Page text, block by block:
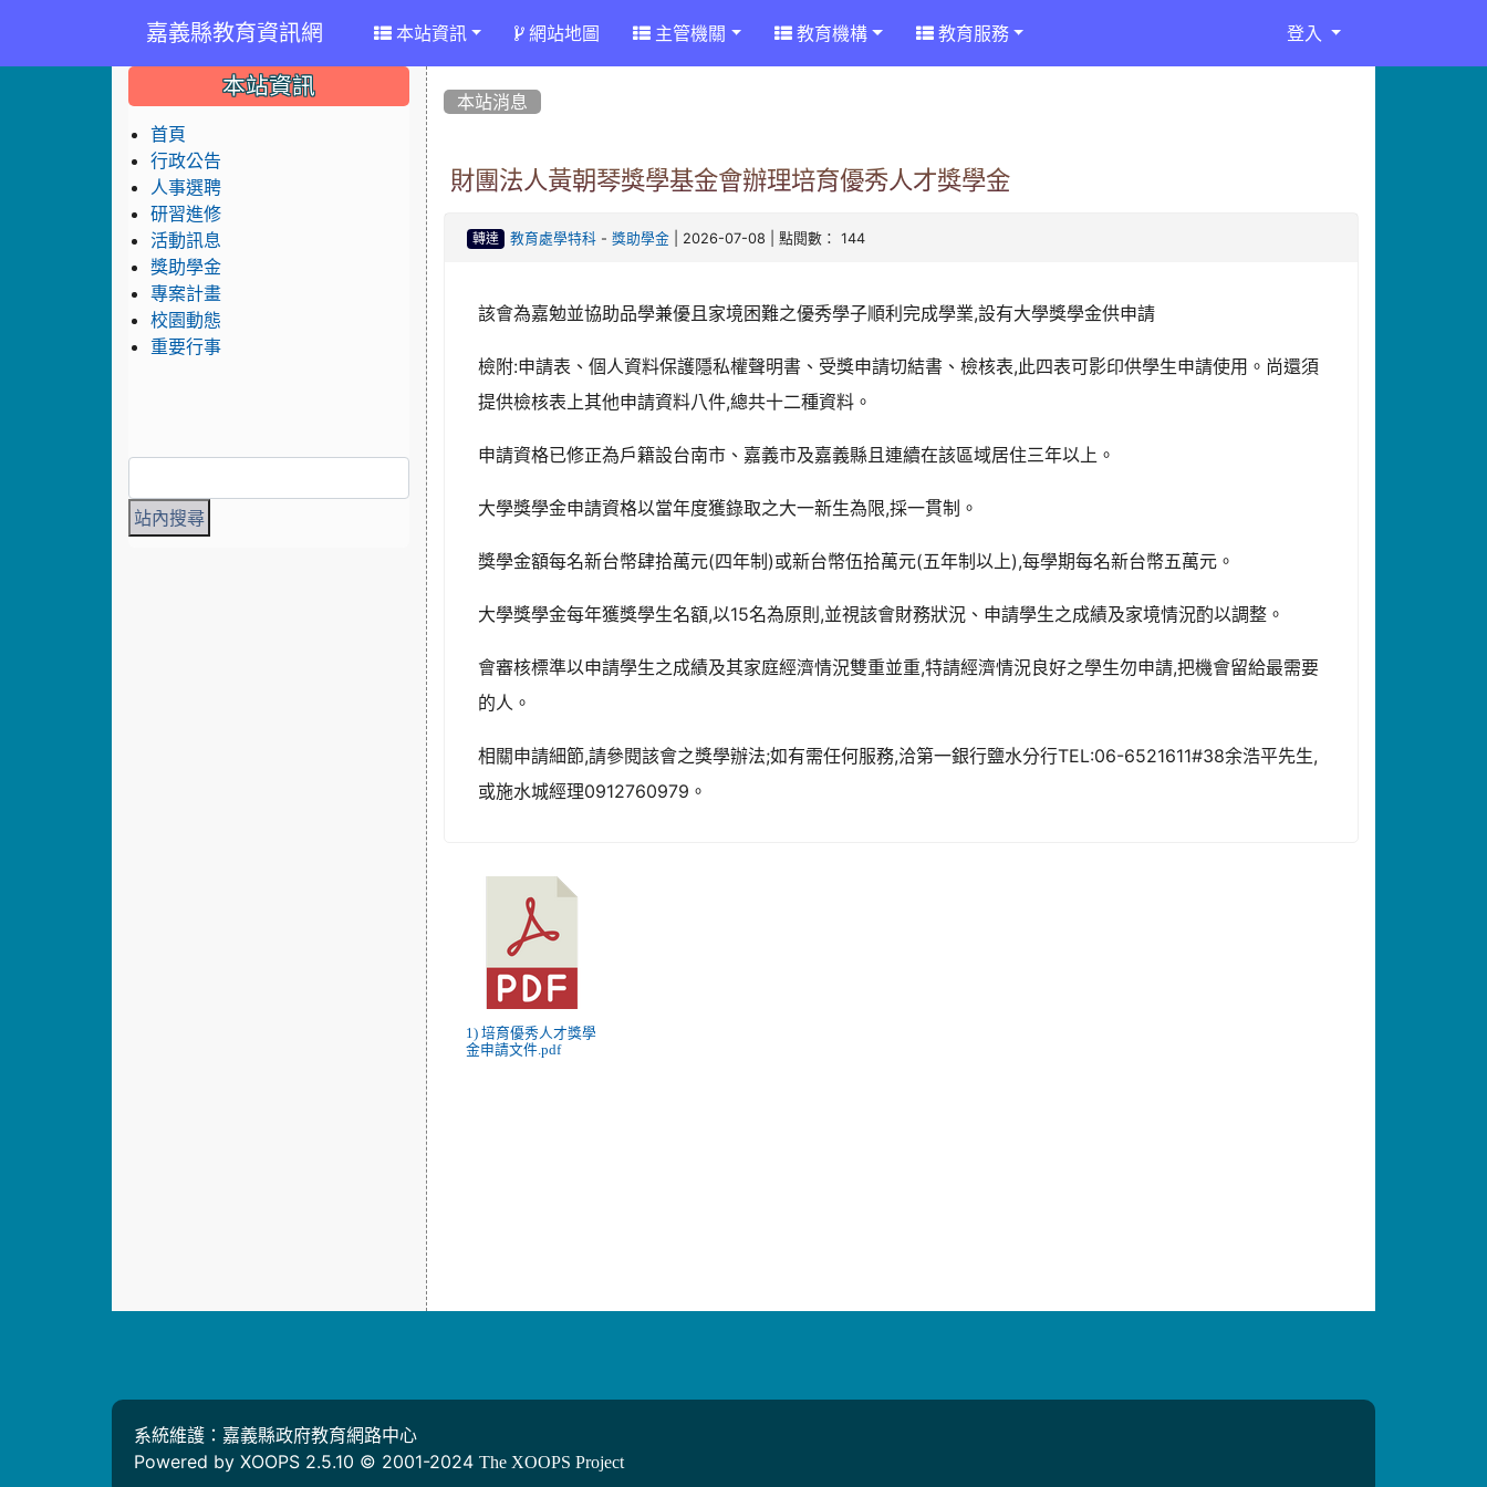
嘉義縣教育資訊網 本站資訊 網站地圖 主管機關 教育機構 教育服務 登入
本站消息
財團法人黃朝琴獎學基金會辦理培育優秀人才獎學金
轉達 教育處學特科 - 獎助學金 | 2026-07-08 | 點閱數： 144
該會為嘉勉並協助品學兼優且家境困難之優秀學子順利完成學業,設有大學獎學金供申請
檢附:申請表、個人資料保護隱私權聲明書、受獎申請切結書、檢核表,此四表可影印供學生申請使用。尚還須
提供檢核表上其他申請資料八件,總共十二種資料。
申請資格已修正為戶籍設台南市、嘉義市及嘉義縣且連續在該區域居住三年以上。
大學獎學金申請資格以當年度獲錄取之大一新生為限,採一貫制。
獎學金額每名新台幣肆拾萬元(四年制)或新台幣伍拾萬元(五年制以上),每學期每名新台幣五萬元。
大學獎學金每年獲獎學生名額,以15名為原則,並視該會財務狀況、申請學生之成績及家境情況酌以調整。
會審核標準以申請學生之成績及其家庭經濟情況雙重並重,特請經濟情況良好之學生勿申請,把機會留給最需要
的人。
相關申請細節,請參閱該會之獎學辦法;如有需任何服務,洽第一銀行鹽水分行TEL:06-6521611#38余浩平先生,
或施水城經理0912760979。
1) 培育優秀人才獎學
金申請文件.pdf
::: 本站資訊
首頁
行政公告
人事選聘
研習進修
活動訊息
獎助學金
專案計畫
校園動態
重要行事
系統維護：嘉義縣政府教育網路中心
Powered by XOOPS 2.5.10 © 2001-2024 The XOOPS Project